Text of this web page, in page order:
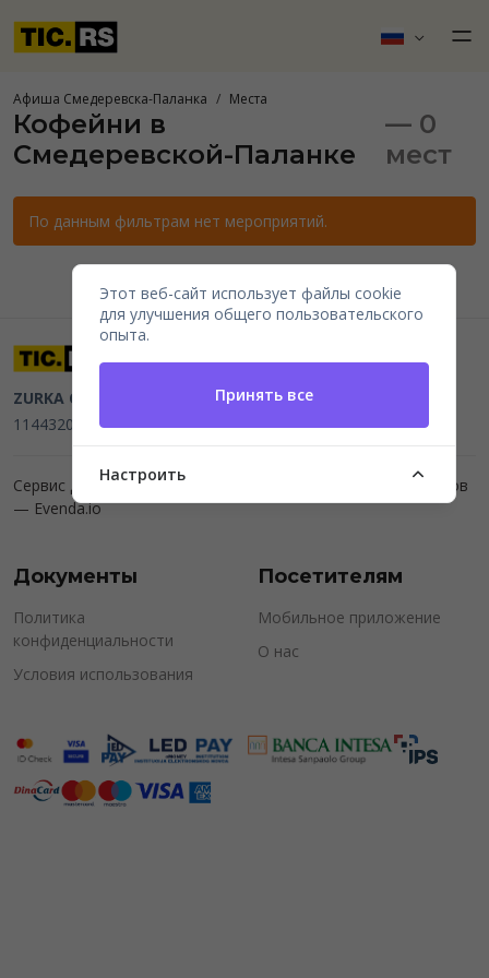
Афиша Смедеревска-Паланка Места
Кофейни в
Смедеревской-Паланке
— 0
мест
По данным фильтрам нет мероприятий.
ZURKA CE BITI DOO Beograd, Kraljice Natalije 11
114432064, MB 22023195,mail@tic.rs, +381 63 173 3142
Сервис для организаторов мероприятий и продажи билетов
— Evenda.io
Документы
Политика
конфиденциальности
Условия использования
Посетителям
Мобильное приложение
О нас
Этот веб-сайт использует файлы cookie
для улучшения общего пользовательского
опыта.
Принять все
Настроить